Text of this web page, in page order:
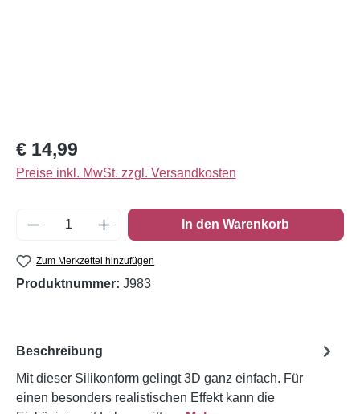
Regulärer Preis:
€ 14,99
Preise inkl. MwSt. zzgl. Versandkosten
Produkt Anzahl: Gib den gewünschten
In den Warenkorb
Zum Merkzettel hinzufügen
Produktnummer: J983
Beschreibung
Mit dieser Silikonform gelingt 3D ganz einfach. Für
einen besonders realistischen Effekt kann die